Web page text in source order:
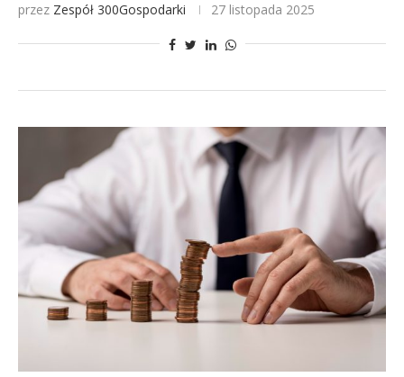
przez Zespół 300Gospodarki 27 listopada 2025